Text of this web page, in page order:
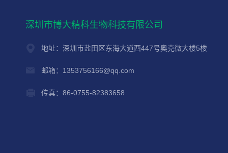
深圳市博大精科生物科技有限公司
地址：深圳市盐田区东海大道西447号奥克微大楼5楼
邮箱：1353756166@qq.com
传真：86-0755-82383658